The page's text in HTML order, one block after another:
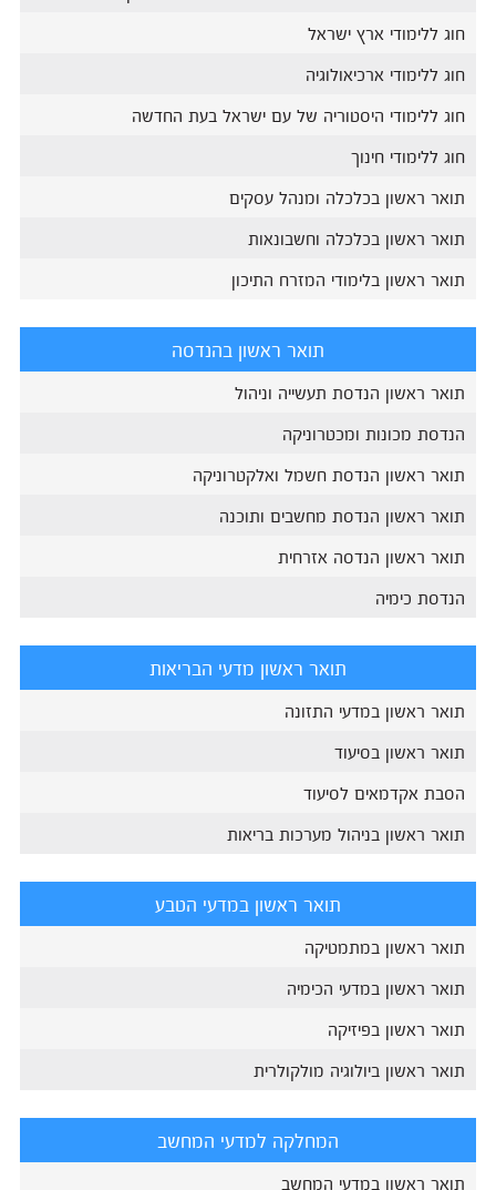
חוג ללימודי ארץ ישראל
חוג ללימודי ארכיאולוגיה
חוג ללימודי היסטוריה של עם ישראל בעת החדשה
חוג ללימודי חינוך
תואר ראשון בכלכלה ומנהל עסקים
תואר ראשון בכלכלה וחשבונאות
תואר ראשון בלימודי המזרח התיכון
תואר ראשון בהנדסה
תואר ראשון הנדסת תעשייה וניהול
הנדסת מכונות ומכטרוניקה
תואר ראשון הנדסת חשמל ואלקטרוניקה
תואר ראשון הנדסת מחשבים ותוכנה
תואר ראשון הנדסה אזרחית
הנדסת כימיה
תואר ראשון מדעי הבריאות
תואר ראשון במדעי התזונה
תואר ראשון בסיעוד
הסבת אקדמאים לסיעוד
תואר ראשון בניהול מערכות בריאות
תואר ראשון במדעי הטבע
תואר ראשון במתמטיקה
תואר ראשון במדעי הכימיה
תואר ראשון בפיזיקה
תואר ראשון ביולוגיה מולקולרית
המחלקה למדעי המחשב
תואר ראשון במדעי המחשב